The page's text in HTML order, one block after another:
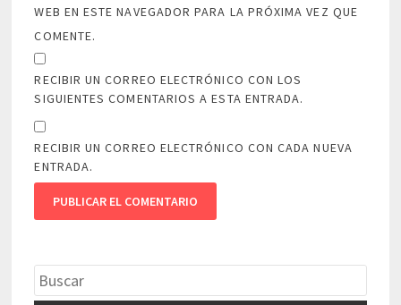
WEB EN ESTE NAVEGADOR PARA LA PRÓXIMA VEZ QUE
COMENTE.
RECIBIR UN CORREO ELECTRÓNICO CON LOS
SIGUIENTES COMENTARIOS A ESTA ENTRADA.
RECIBIR UN CORREO ELECTRÓNICO CON CADA NUEVA
ENTRADA.